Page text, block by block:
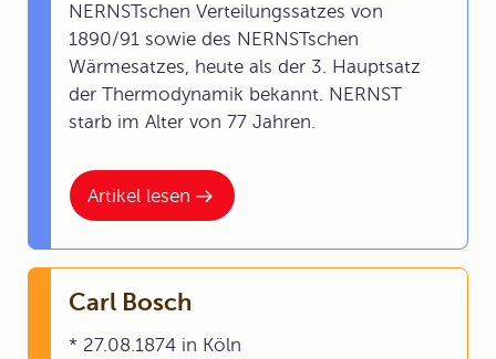
Artikel lesen
NERNSTschen Verteilungssatzes von
1890/91 sowie des NERNSTschen
Wärmesatzes, heute als der 3. Hauptsatz
der Thermodynamik bekannt. NERNST
starb im Alter von 77 Jahren.
Carl Bosch
* 27.08.1874 in Köln